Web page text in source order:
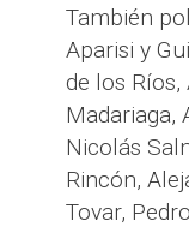
También
Aparisi y
de los Ríos,
Madariaga,
Nicolás
Rincón,
Tovar,